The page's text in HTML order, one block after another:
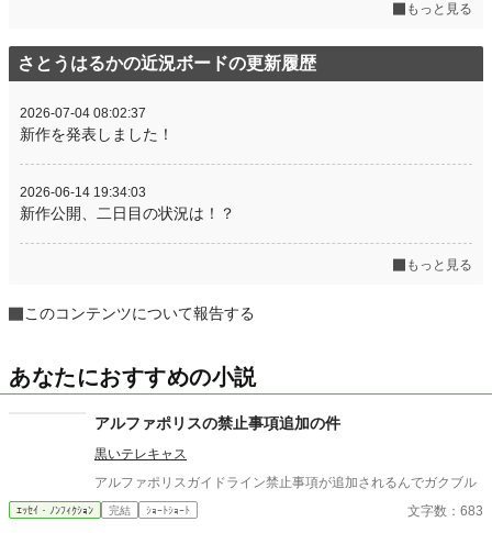
もっと見る
さとうはるかの近況ボードの更新履歴
2026-07-04 08:02:37
新作を発表しました！
2026-06-14 19:34:03
新作公開、二日目の状況は！？
もっと見る
このコンテンツについて報告する
あなたにおすすめの小説
アルファポリスの禁止事項追加の件
黒いテレキャス
アルファポリスガイドライン禁止事項が追加されるんでガクブル
ｴｯｾｲ・ﾉﾝﾌｨｸｼｮﾝ 完結 ｼｮｰﾄｼｮｰﾄ 文字数：683